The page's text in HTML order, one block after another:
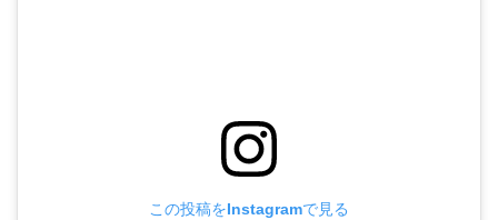
この投稿をInstagramで見る